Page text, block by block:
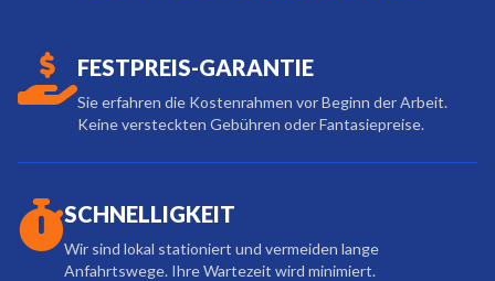
FESTPREIS-GARANTIE
Sie erfahren die Kostenrahmen vor Beginn der Arbeit.
Keine versteckten Gebühren oder Fantasiepreise.
SCHNELLIGKEIT
Wir sind lokal stationiert und vermeiden lange
Anfahrtswege. Ihre Wartezeit wird minimiert.